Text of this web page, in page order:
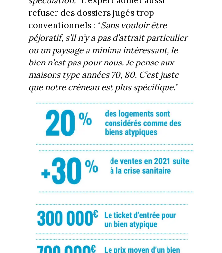
refuser des dossiers jugés trop
conventionnels : “Sans vouloir être
péjoratif, s’il n’y a pas d’attrait particulier
ou un paysage a minima intéressant, le
bien n’est pas pour nous. Je pense aux
maisons type années 70, 80. C’est juste
que notre créneau est plus spécifique.”